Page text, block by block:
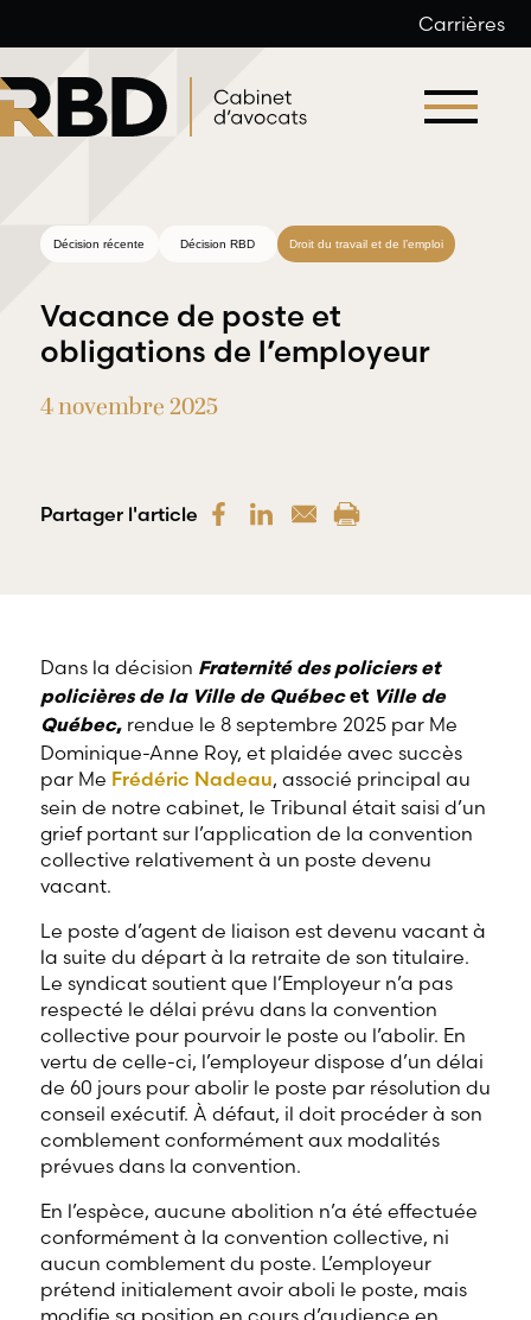
au
contenu
Carrières
Droit du
RBD Avocats
champs
d’expertises
reliés au droit
du travail et
de l’emploi.
déontologique
professionnels
œuvrant dans
divers domaines
d’emploi.
Décision récente Décision RBD Droit du travail et de l’emploi
Vacance de poste et
obligations de l’employeur
4 novembre 2025
Partager l'article
Dans la décision Fraternité des policiers et
policières de la Ville de Québecet Ville de
Québec,rendue le 8 septembre 2025 par Me
Dominique-Anne Roy, et plaidée avec succès
par Me Frédéric Nadeau, associé principal au
sein de notre cabinet, le Tribunal était saisi d’un
grief portant sur l’application de la convention
collective relativement à un poste devenu
vacant.
Le poste d’agent de liaison est devenu vacant à
la suite du départ à la retraite de son titulaire.
Le syndicat soutient que l’Employeur n’a pas
respecté le délai prévu dans la convention
collective pour pourvoir le poste ou l’abolir. En
vertu de celle-ci, l’employeur dispose d’un délai
de 60 jours pour abolir le poste par résolution du
conseil exécutif. À défaut, il doit procéder à son
comblement conformément aux modalités
prévues dans la convention.
En l’espèce, aucune abolition n’a été effectuée
conformément à la convention collective, ni
aucun comblement du poste. L’employeur
prétend initialement avoir aboli le poste, mais
modifie sa position en cours d’audience en